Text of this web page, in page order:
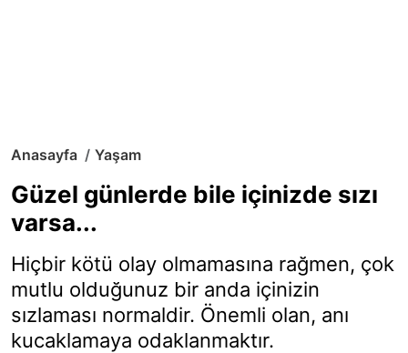
Anasayfa Yaşam
Güzel günlerde bile içinizde sızı
varsa...
Hiçbir kötü olay olmamasına rağmen, çok
mutlu olduğunuz bir anda içinizin
sızlaması normaldir. Önemli olan, anı
kucaklamaya odaklanmaktır.